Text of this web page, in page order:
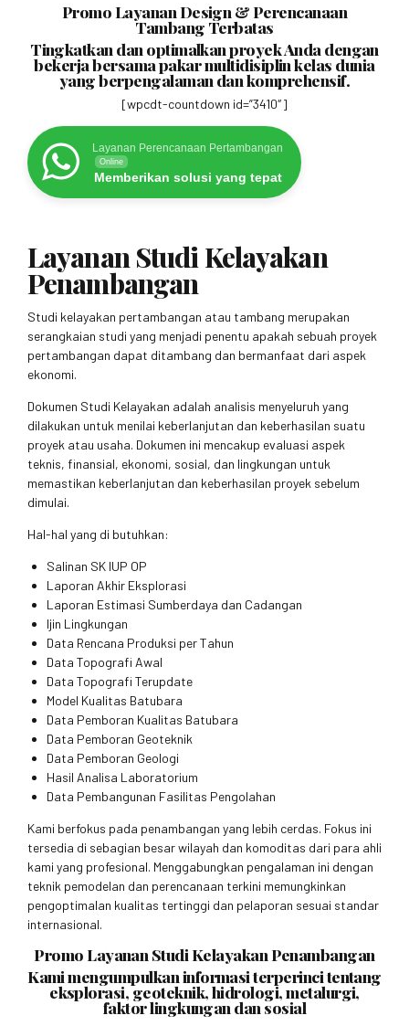
Promo Layanan Design & Perencanaan
Tambang Terbatas
Tingkatkan dan optimalkan proyek Anda dengan
bekerja bersama pakar multidisiplin kelas dunia
yang berpengalaman dan komprehensif.
[wpcdt-countdown id=”3410″]
Layanan Perencanaan Pertambangan
Online
Memberikan solusi yang tepat
Layanan Studi Kelayakan
Penambangan
Studi kelayakan pertambangan atau tambang merupakan
serangkaian studi yang menjadi penentu apakah sebuah proyek
pertambangan dapat ditambang dan bermanfaat dari aspek
ekonomi.
Dokumen Studi Kelayakan adalah analisis menyeluruh yang
dilakukan untuk menilai keberlanjutan dan keberhasilan suatu
proyek atau usaha. Dokumen ini mencakup evaluasi aspek
teknis, finansial, ekonomi, sosial, dan lingkungan untuk
memastikan keberlanjutan dan keberhasilan proyek sebelum
dimulai.
Hal-hal yang di butuhkan:
Salinan SK IUP OP
Laporan Akhir Eksplorasi
Laporan Estimasi Sumberdaya dan Cadangan
Ijin Lingkungan
Data Rencana Produksi per Tahun
Data Topografi Awal
Data Topografi Terupdate
Model Kualitas Batubara
Data Pemboran Kualitas Batubara
Data Pemboran Geoteknik
Data Pemboran Geologi
Hasil Analisa Laboratorium
Data Pembangunan Fasilitas Pengolahan
Kami berfokus pada penambangan yang lebih cerdas. Fokus ini
tersedia di sebagian besar wilayah dan komoditas dari para ahli
kami yang profesional. Menggabungkan pengalaman ini dengan
teknik pemodelan dan perencanaan terkini memungkinkan
pengoptimalan kualitas tertinggi dan pelaporan sesuai standar
internasional.
Promo Layanan Studi Kelayakan Penambangan
Kami mengumpulkan informasi terperinci tentang
eksplorasi, geoteknik, hidrologi, metalurgi,
faktor lingkungan dan sosial